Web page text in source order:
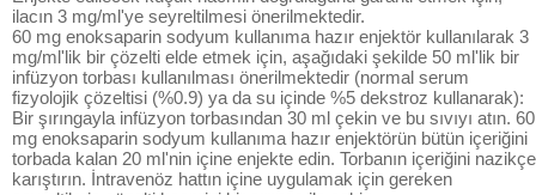
ilacın 3 mg/ml'ye seyreltilmesi önerilmektedir.
60 mg enoksaparin sodyum kullanıma hazır enjektör kullanılarak 3
mg/ml'lik bir çözelti elde etmek için, aşağıdaki şekilde 50 ml'lik bir
infüzyon torbası kullanılması önerilmektedir (normal serum
fizyolojik çözeltisi (%0.9) ya da su içinde %5 dekstroz kullanarak):
Bir şırıngayla infüzyon torbasından 30 ml çekin ve bu sıvıyı atın. 60
mg enoksaparin sodyum kullanıma hazır enjektörün bütün içeriğini
torbada kalan 20 ml'nin içine enjekte edin. Torbanın içeriğini nazikçe
karıştırın. İntravenöz hattın içine uygulamak için gereken